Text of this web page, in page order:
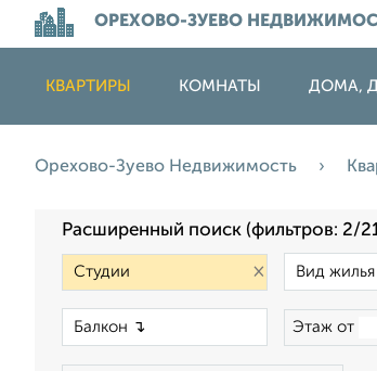
ОРЕХОВО-ЗУЕВО
КВАРТИРЫ КОМНАТЫ ДОМА,
Орехово-Зуево Недвижимость
Расширенный поиск (фильтров: 2/
×
Этаж от